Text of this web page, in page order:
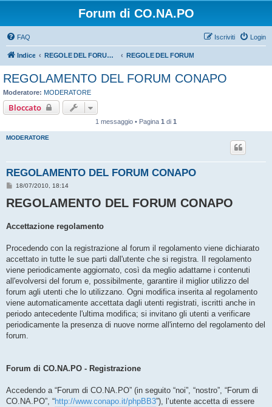
Forum di CO.NA.PO
FAQ Login
Iscriviti
Indice REGOLE DEL FORUM - LEGGERE BENE PRIMA DI PROCEDERE CON L'ISCRIZIONE REGOLE DEL FORUM
REGOLAMENTO DEL FORUM CONAPO
Moderatore: MODERATORE
Bloccato
1 messaggio • Pagina 1 di 1
MODERATORE
REGOLAMENTO DEL FORUM CONAPO
M
s
s
g
18/07/2010, 18:14
REGOLAMENTO DEL FORUM CONAPO
Accettazione regolamento
Procedendo con la registrazione al forum il regolamento viene dichiarato
accettato in tutte le sue parti dall'utente che si registra. Il regolamento
viene periodicamente aggiornato, così da meglio adattarne i contenuti
all'evolversi del forum e, possibilmente, garantire il miglior utilizzo del
forum agli utenti che lo utilizzano. Ogni modifica inserita al regolamento
viene automaticamente accettata dagli utenti registrati, iscritti anche in
periodo antecedente l'ultima modifica; si invitano gli utenti a verificare
periodicamente la presenza di nuove norme all'interno del regolamento del
forum.
Forum di CO.NA.PO - Registrazione
Accedendo a “Forum di CO.NA.PO” (in seguito “noi”, “nostro”, “Forum di
CO.NA.PO”, “http://www.conapo.it/phpBB3”), l’utente accetta di essere